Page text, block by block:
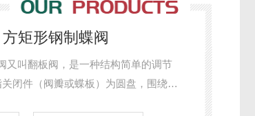
矩形钢制蝶阀
又叫翻板阀，是一种结构简单的调节
闭件（阀瓣或蝶板）为圆盘，围绕阀